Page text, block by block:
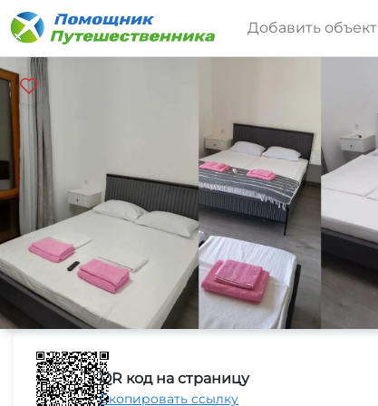
Добавить объект
QR код на страницу
Скопировать ссылку